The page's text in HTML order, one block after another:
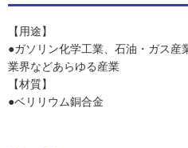
【用途】
●ガソリン化学工業、石油・ガス産
業界などあらゆる産業
【材質】
●ベリリウム銅合金